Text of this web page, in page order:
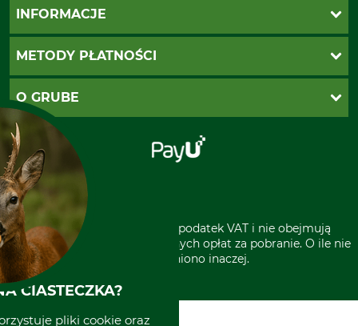
Katalogi Grube
Ustawienia plików cookie
INFORMACJE
Koszty dostawy
Regulamin sklepu
Klauzula RODO
Odstąpienie od zamówienia
METODY PŁATNOŚCI
PayU
Za pobraniem (z dopłatą)
Polecenie zapłaty SEPA
O GRUBE
Sklep stacjonarny
Kontakt
Grube w Europie
* Wszystkie ceny zawierają podatek VAT i nie obejmują
kosztów wysyłki lub ewentualnych opłat za pobranie. O ile nie
wyszczególniono inaczej.
CIASTECZKA?
pliki cookie oraz